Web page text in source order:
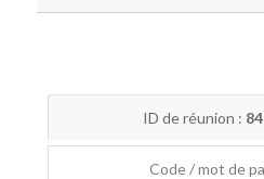
ID de réunion :
Code / mot de